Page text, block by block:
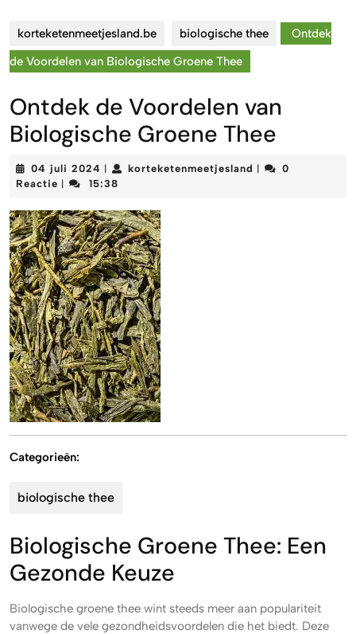
korteketenmeetjesland.be biologische thee
Ontdek
de Voordelen van Biologische Groene Thee
Ontdek de Voordelen van
Biologische Groene Thee
04 juli 2024 04
juli
korteketenmeetjesland
0
Reactie
15:38
Categorieën:
biologische thee
Biologische Groene Thee: Een
Gezonde Keuze
Biologische groene thee wint steeds meer aan populariteit
vanwege de vele gezondheidsvoordelen die het biedt. Deze